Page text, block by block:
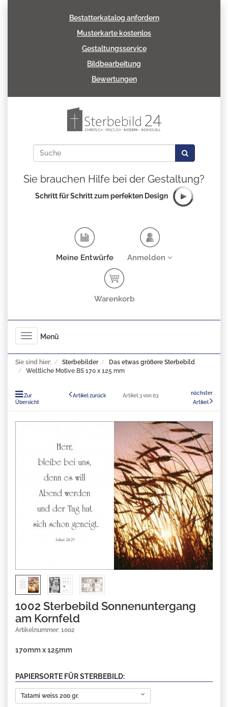
Bestatterkatalog anfordern
Musterkarte kostenlos
Gestaltungsservice
Bildbearbeitung
Bewertungen
Sie brauchen Hilfe bei der Gestaltung?
Schritt für Schritt zum perfekten Design
Meine Entwürfe Anmelden
Warenkorb
Toggle
navigation
Menü
Sie sind hier: Sterbebilder
Das etwas größere Sterbebild
Weltliche Motive BS 170 x 125 mm
Zur
Übersicht
Artikel zurück Artikel 3 von 63
nächster
Artikel
1002 Sterbebild Sonnenuntergang
am Kornfeld
Artikelnummer: 1002
170mm x 125mm
PAPIERSORTE FÜR STERBEBILD:
Tatami weiss 200 gr.